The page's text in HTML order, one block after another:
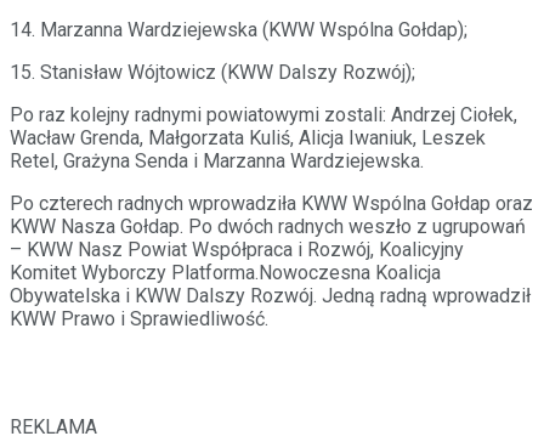
14. Marzanna Wardziejewska (KWW Wspólna Gołdap);
15. Stanisław Wójtowicz (KWW Dalszy Rozwój);
Po raz kolejny radnymi powiatowymi zostali: Andrzej Ciołek,
Wacław Grenda, Małgorzata Kuliś, Alicja Iwaniuk, Leszek
Retel, Grażyna Senda i Marzanna Wardziejewska.
Po czterech radnych wprowadziła KWW Wspólna Gołdap oraz
KWW Nasza Gołdap. Po dwóch radnych weszło z ugrupowań
– KWW Nasz Powiat Współpraca i Rozwój, Koalicyjny
Komitet Wyborczy Platforma.Nowoczesna Koalicja
Obywatelska i KWW Dalszy Rozwój. Jedną radną wprowadził
KWW Prawo i Sprawiedliwość.
REKLAMA